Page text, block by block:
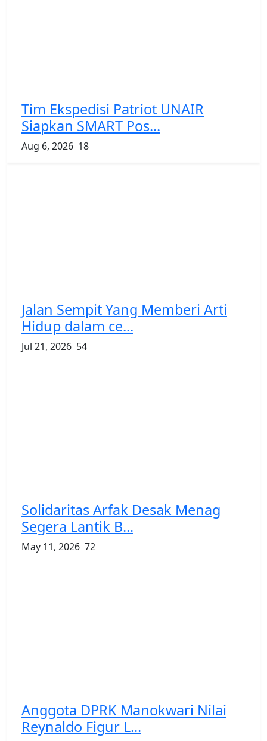
Tim Ekspedisi Patriot UNAIR
Siapkan SMART Pos...
Aug 6, 2026 18
Jalan Sempit Yang Memberi Arti
Hidup dalam ce...
Jul 21, 2026 54
Solidaritas Arfak Desak Menag
Segera Lantik B...
May 11, 2026 72
Anggota DPRK Manokwari Nilai
Reynaldo Figur L...